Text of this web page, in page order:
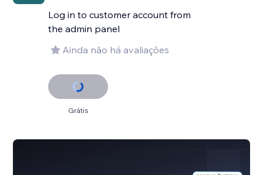
Log in to customer account from
the admin panel
Ainda não há avaliações
Grátis